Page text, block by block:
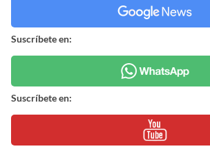
Suscríbete en:
Suscríbete en: